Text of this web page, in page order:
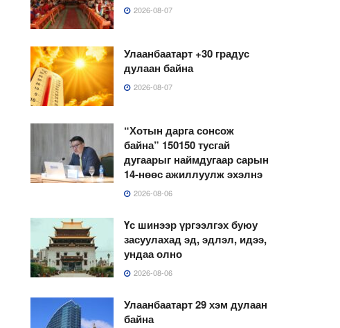
2026-08-07
Улаанбаатарт +30 градус
дулаан байна
2026-08-07
“Хотын дарга сонсож
байна” 150150 тусгай
дугаарыг наймдугаар сарын
14-нөөс ажиллуулж эхэлнэ
2026-08-06
Үс шинээр үргээлгэх буюу
засуулахад эд, эдлэл, идээ,
ундаа олно
2026-08-06
Улаанбаатарт 29 хэм дулаан
байна